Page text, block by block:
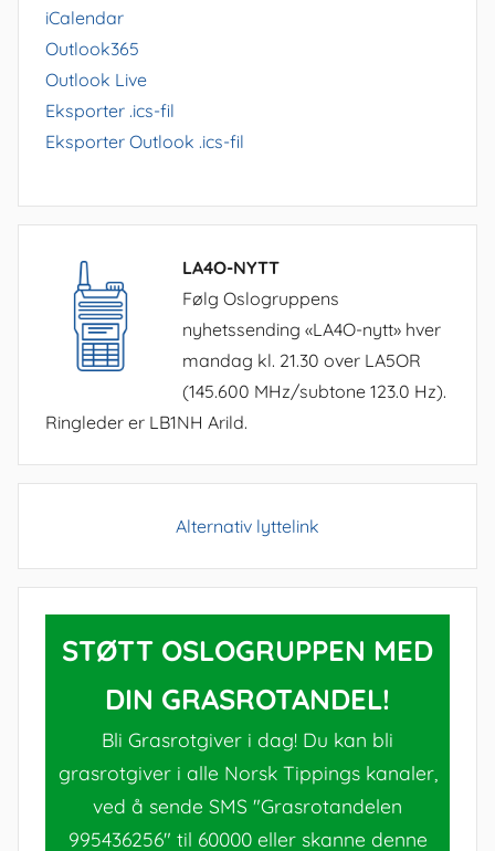
iCalendar
Outlook365
Outlook Live
Eksporter .ics-fil
Eksporter Outlook .ics-fil
LA4O-NYTT
Følg Oslogruppens
nyhetssending «LA4O-nytt» hver
mandag kl. 21.30 over LA5OR
(145.600 MHz/subtone 123.0 Hz).
Ringleder er LB1NH Arild.
Alternativ lyttelink
STØTT OSLOGRUPPEN MED
DIN GRASROTANDEL!
Bli Grasrotgiver i dag! Du kan bli
grasrotgiver i alle Norsk Tippings kanaler,
ved å sende SMS "Grasrotandelen
995436256" til 60000 eller skanne denne